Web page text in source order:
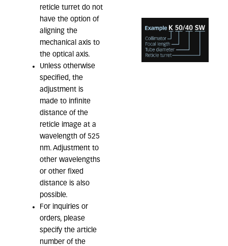
reticle turret do not
have the option of
aligning the
mechanical axis to
the optical axis.
Unless otherwise
specified, the
adjustment is
made to infinite
distance of the
reticle image at a
wavelength of 525
nm. Adjustment to
other wavelengths
or other fixed
distance is also
possible.
For inquiries or
orders, please
specify the article
number of the